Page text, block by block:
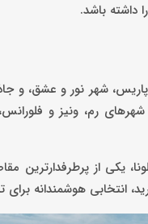
داشته باشد.
شهر نور و عشق، و
تاریخ جذاب، شهرهای رم، ونیز
یکی از پرطرفدارترین
انتخابی هوشمندانه